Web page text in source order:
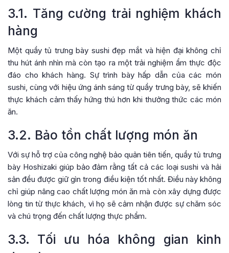
3.1. Tăng cường trải nghiệm khách
hàng
Một quầy tủ trưng bày sushi đẹp mắt và hiện đại không chỉ
thu hút ánh nhìn mà còn tạo ra một trải nghiệm ẩm thực độc
đáo cho khách hàng. Sự trình bày hấp dẫn của các món
sushi, cùng với hiệu ứng ánh sáng từ quầy trưng bày, sẽ khiến
thực khách cảm thấy hứng thú hơn khi thưởng thức các món
ăn.
3.2. Bảo tồn chất lượng món ăn
Với sự hỗ trợ của công nghệ bảo quản tiên tiến, quầy tủ trưng
bày Hoshizaki giúp bảo đảm rằng tất cả các loại sushi và hải
sản đều được giữ gìn trong điều kiện tốt nhất. Điều này không
chỉ giúp nâng cao chất lượng món ăn mà còn xây dựng được
lòng tin từ thực khách, vì họ sẽ cảm nhận được sự chăm sóc
và chú trọng đến chất lượng thực phẩm.
3.3. Tối ưu hóa không gian kinh